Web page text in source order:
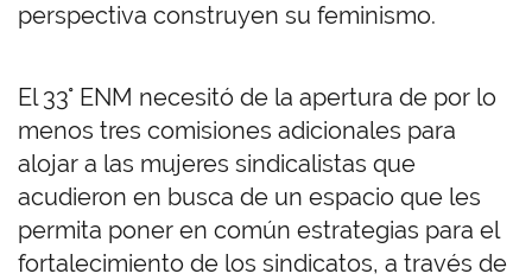
perspectiva construyen su feminismo.
El 33° ENM necesitó de la apertura de por lo
menos tres comisiones adicionales para
alojar a las mujeres sindicalistas que
acudieron en busca de un espacio que les
permita poner en común estrategias para el
fortalecimiento de los sindicatos, a través de